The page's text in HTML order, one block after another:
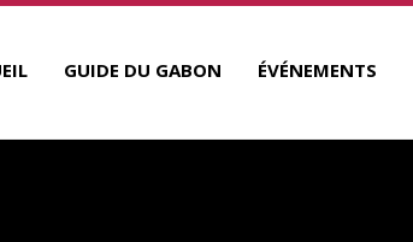
GUIDE DU GABON ÉVÉNEMENTS